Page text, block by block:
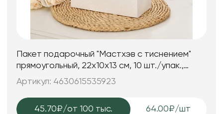
Пакет подарочный "Мастхэв c тиснением"
прямоугольный, 22х10х13 см, 10 шт./упак.,
белый
Артикул: 4630615535923
45.70₽/от 100 тыс. 64.00₽/шт